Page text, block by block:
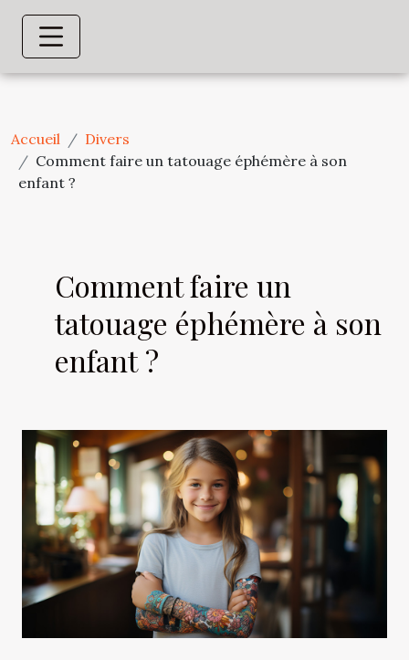
Accueil
Divers
Comment faire un tatouage éphémère à son
enfant ?
Comment faire un
tatouage éphémère à son
enfant ?